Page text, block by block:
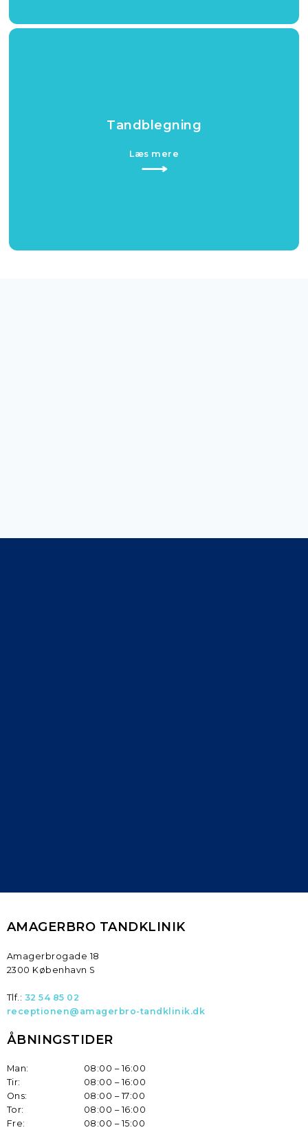
Tandblegning
Læs mere​
⟶​
AMAGERBRO TANDKLINIK​
​Amagerbrogade 18
2300 København S
Tlf.: 32 54 85 02
receptionen@amagerbro-tandklinik.dk
ÅBNINGSTIDER
Man:
Tir:
Ons:
Tor:
Fre:
08:00 – 16:00
08:00 – 16:00
08:00 – 17:00
08:00 – 16:00
08:00 – 15:00​